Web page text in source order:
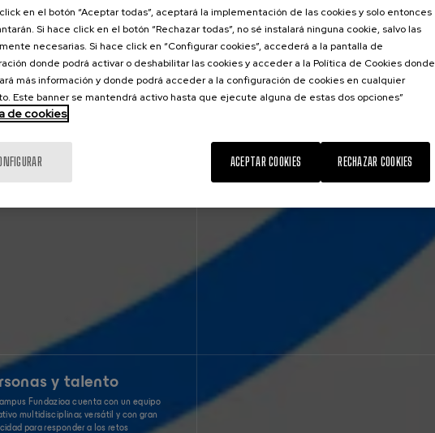
y talento
Fundazioa cuenta con un equipo
multidisciplinar, versátil y con gran
para responder a los retos
en el botón “Aceptar todas”, aceptará la implementación de las cookies y solo entonces
Si hace click en el botón “Rechazar todas”, no sé instalará ninguna cookie, salvo las
necesarias. Si hace click en “Configurar cookies”, accederá a la pantalla de
donde podrá activar o deshabilitar las cookies y acceder a la Política de Cookies donde
más información y donde podrá acceder a la configuración de cookies en cualquier
Este banner se mantendrá activo hasta que ejecute alguna de estas dos opciones”
de cookies
RECHAZAR COOKIES
ACEPTAR COOKIES